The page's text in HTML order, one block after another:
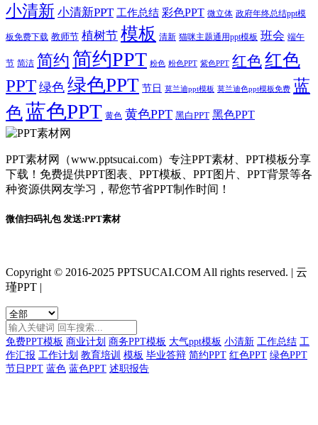
小清新 小清新PPT 工作总结 彩色PPT 微立体 政府年终总结ppt模
板免费下载 教师节 植树节 模板 清新 猫咪主题通用ppt模板 班会 端午
节 简洁 简约 简约PPT 粉色 粉色PPT 紫色PPT 红色红色
PPT 绿色 绿色PPT 节日 莫兰迪ppt模板 莫兰迪色ppt模板免费 蓝
色蓝色PPT 黄色 黄色PPT 黑白PPT 黑色PPT
PPT素材网（www.pptsucai.com）专注PPT素材、PPT模板分享
下载！免费提供PPT图表、PPT模板、PPT图片、PPT背景等各
种资源供网友学习，帮您节省PPT制作时间！
微信扫码礼包 发送:PPT素材
Copyright © 2016-2025 PPTSUCAI.COM All rights reserved. | 云
瑾PPT |
免费PPT模板 商业计划 商务PPT模板 大气ppt模板 小清新 工作总结 工
作汇报 工作计划 教育培训 模板 毕业答辩 简约PPT 红色PPT 绿色PPT
节日PPT 蓝色 蓝色PPT 述职报告